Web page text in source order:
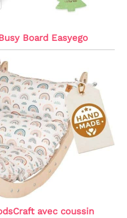
Board Easyego
avec coussin